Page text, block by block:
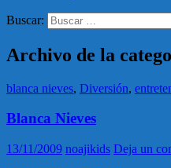
Buscar:
Archivo de la
blanca nieves, Diversión,
Blanca Nieves
13/11/2009 noajikids Deja un